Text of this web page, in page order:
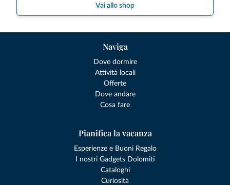
Vai allo shop
Naviga
Dove dormire
Attività locali
Offerte
Dove andare
Cosa fare
Pianifica la vacanza
Esperienze e Buoni Regalo
I nostri Gadgets Dolomiti
Cataloghi
Curiosità